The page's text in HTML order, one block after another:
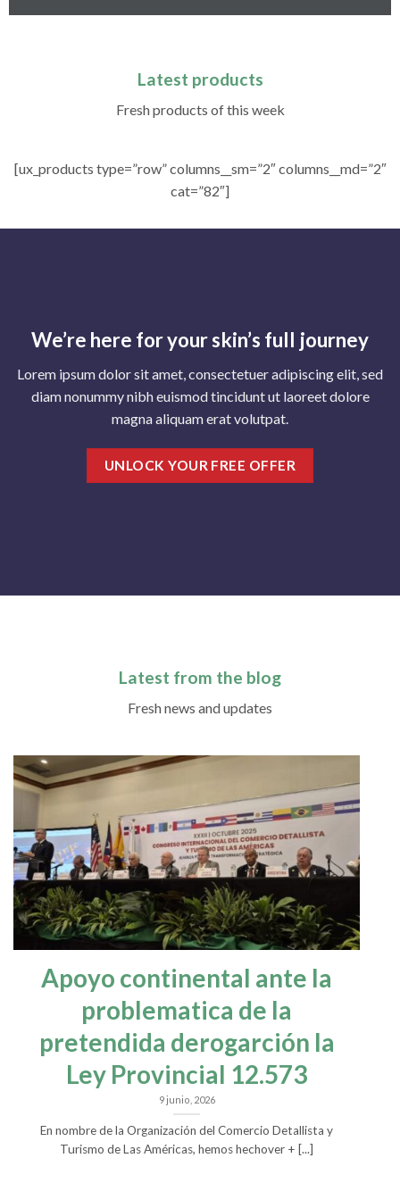
Latest products
Fresh products of this week
[ux_products type=”row” columns__sm=”2″ columns__md=”2″
cat=”82″]
We’re here for your skin’s full journey
Lorem ipsum dolor sit amet, consectetuer adipiscing elit, sed
diam nonummy nibh euismod tincidunt ut laoreet dolore
magna aliquam erat volutpat.
UNLOCK YOUR FREE OFFER
Latest from the blog
Fresh news and updates
Apoyo continental ante la
problematica de la
pretendida derogarción la
Ley Provincial 12.573
9 junio, 2026
En nombre de la Organización del Comercio Detallista y
Turismo de Las Américas, hemos hechover + [...]